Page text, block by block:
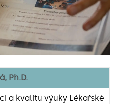
Ph.D.
a kvalitu výuky Lékařské